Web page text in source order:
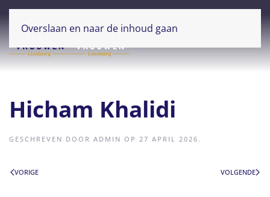
Overslaan en naar de inhoud gaan
Hicham Khalidi
GESCHREVEN DOOR ADMIN OP 27 APRIL 2026 .
VORIGE VOLGENDE